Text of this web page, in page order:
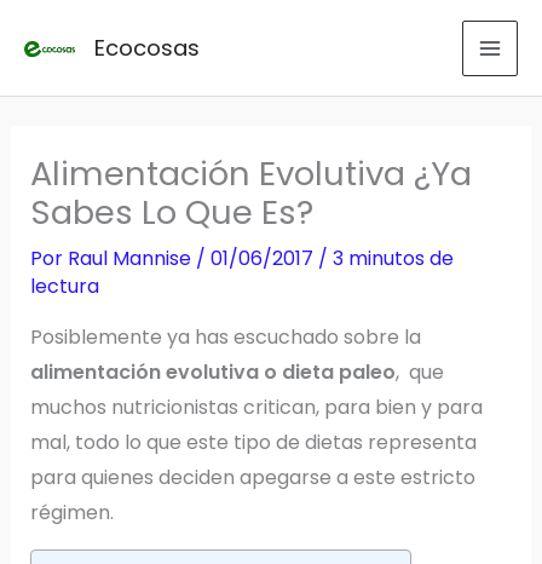
Ecocosas
Alimentación Evolutiva ¿Ya
Sabes Lo Que Es?
Por Raul Mannise / 01/06/2017 / 3 minutos de
lectura
Posiblemente ya has escuchado sobre la
alimentación evolutiva o dieta paleo, que
muchos nutricionistas critican, para bien y para
mal, todo lo que este tipo de dietas representa
para quienes deciden apegarse a este estricto
régimen.